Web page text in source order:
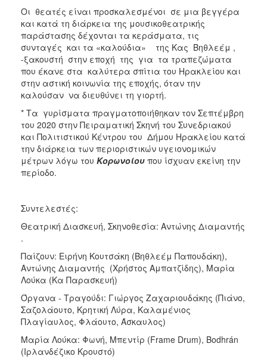
Οι θεατές είναι προσκαλεσμένοι σε μια βεγγέρα
και κατά τη διάρκεια της μουσικοθεατρικής
παράστασης δέχονται τα κεράσματα, τις
συνταγές και τα «καλούδια» της Κας Βηθλεέμ ,
-ξακουστή στην εποχή της για τα τραπεζώματα
που έκανε στα καλύτερα σπίτια του Ηρακλείου και
στην αστική κοινωνία της εποχής, όταν την
καλούσαν να διευθύνει τη γιορτή.
* Τα γυρίσματα πραγματοποιήθηκαν τον Σεπτέμβρη
του 2020 στην Πειραματική Σκηνή του Συνεδριακού
και Πολιτιστικού Κέντρου του Δήμου Ηρακλείου κατά
την διάρκεια των περιοριστικών υγειονομικών
μέτρων λόγω του Κορωνοίου που ίσχυαν εκείνη την
περίοδο.
Συντελεστές:
Θεατρική Διασκευή, Σκηνοθεσία: Αντώνης Διαμαντής
.
Παίζουν: Ειρήνη Κουτσάκη (Βηθλεέμ Παπουδάκη),
Αντώνης Διαμαντής (Χρήστος Αμπατζίδης), Μαρία
Λούκα (Κα Παρασκευή)
Όργανα - Τραγούδι: Γιώργος Ζαχαριουδάκης (Πιάνο,
Σαζολάουτο, Κρητική Λύρα, Καλαμένιος
Πλαγίαυλος, Φλάουτο, Άσκαυλος)
Μαρία Λούκα: Φωνή, Μπεντίρ (Frame Drum), Bodhrán
(Ιρλανδέζικο Κρουστό)